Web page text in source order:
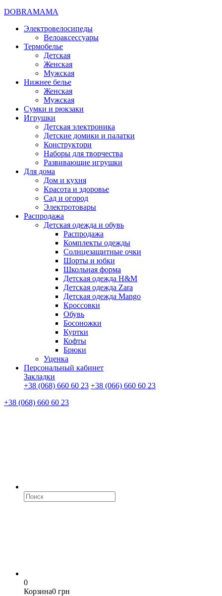
DOBRAMAMA
Электровелосипеды
Велоаксессуары
Термобелье
Детская
Женская
Мужская
Нижнее белье
Женская
Мужская
Сумки и рюкзаки
Игрушки
Детская электроника
Детские домики и палатки
Конструктори
Наборы для творчества
Развивающие игрушки
Для дома
Дом и кухня
Красота и здоровье
Сад и огород
Электротовары
Распродажа
Детская одежда и обувь
Распродажа
Комплекты одежды
Солнцезащитные очки
Шорты и юбки
Школьная форма
Детская одежда H&M
Детская одежда Zara
Детская одежда Mango
Кроссовки
Обувь
Босоножки
Куртки
Кофты
Брюки
Уценка
Персональный кабинет
Закладки
+38 (068) 660 60 23 +38 (066) 660 60 23
+38 (068) 660 60 23
0
Корзина0 грн